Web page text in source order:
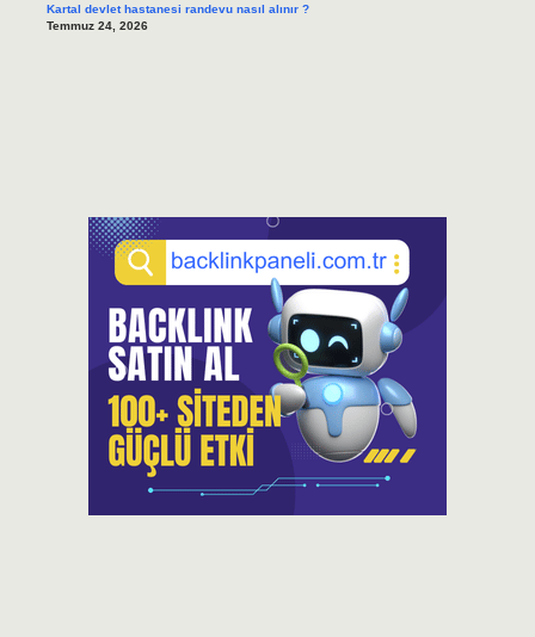
Kartal devlet hastanesi randevu nasıl alınır ?
Temmuz 24, 2026